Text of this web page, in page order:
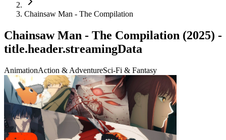
Chainsaw Man - The Compilation
Chainsaw Man - The Compilation (2025) -
title.header.streamingData
AnimationAction & AdventureSci-Fi & Fantasy